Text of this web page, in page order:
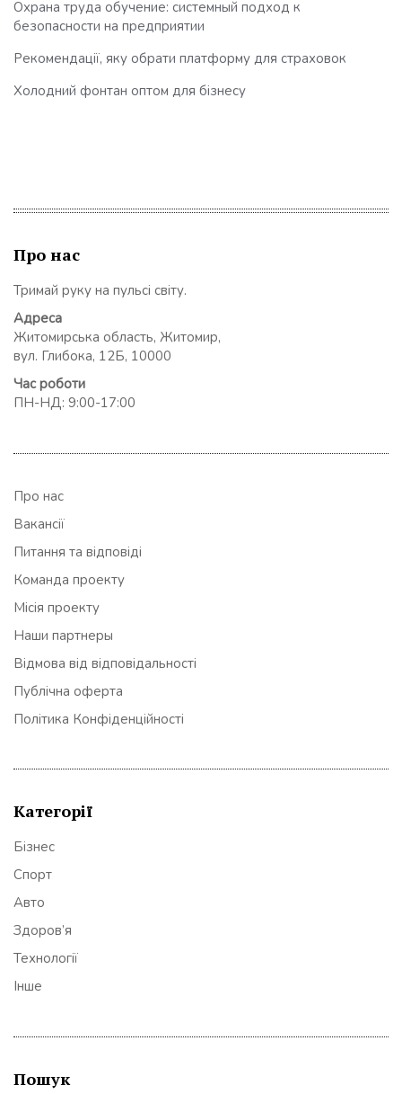
Охрана труда обучение: системный подход к
безопасности на предприятии
Рекомендації, яку обрати платформу для страховок
Холодний фонтан оптом для бізнесу
Про нас
Тримай руку на пульсі світу.
Адреса
Житомирська область, Житомир,
вул. Глибока, 12Б, 10000
Час роботи
ПН-НД: 9:00-17:00
Про нас
Вакансії
Питання та відповіді
Команда проекту
Місія проекту
Наши партнеры
Відмова від відповідальності
Публічна оферта
Політика Конфіденційності
Категорії
Бізнес
Спорт
Авто
Здоров’я
Технології
Інше
Пошук